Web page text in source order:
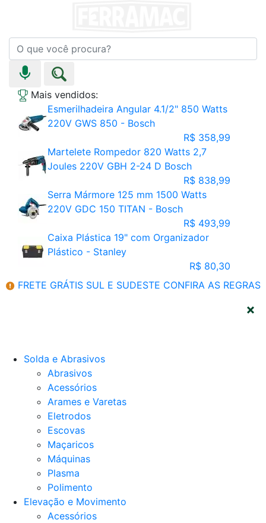
Mais vendidos:
Esmerilhadeira Angular 4.1/2" 850 Watts
220V GWS 850 - Bosch
R$ 358,99
Martelete Rompedor 820 Watts 2,7
Joules 220V GBH 2-24 D Bosch
R$ 838,99
Serra Mármore 125 mm 1500 Watts
220V GDC 150 TITAN - Bosch
R$ 493,99
Caixa Plástica 19" com Organizador
Plástico - Stanley
R$ 80,30
FRETE GRÁTIS SUL E SUDESTE CONFIRA AS REGRAS
Solda e Abrasivos
Abrasivos
Acessórios
Arames e Varetas
Eletrodos
Escovas
Maçaricos
Máquinas
Plasma
Polimento
Elevação e Movimento
Acessórios